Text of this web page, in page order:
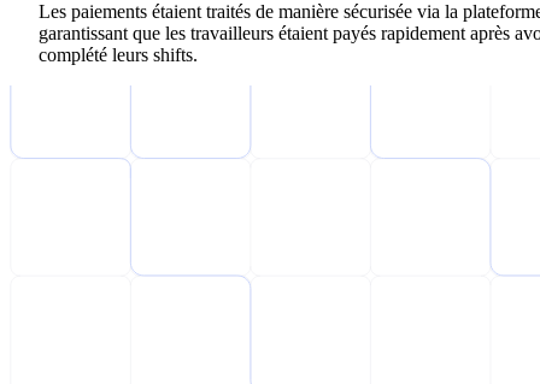
Les paiements étaient traités de manière sécurisée via la
garantissant que les travailleurs étaient payés rapidement après
complété leurs shifts.